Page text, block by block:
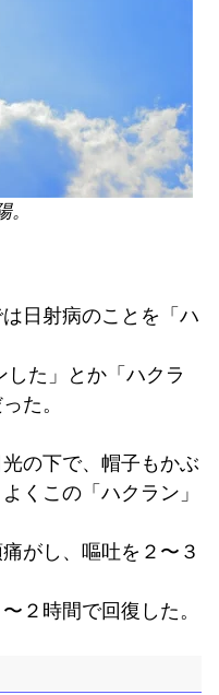
日射病のことを「ハ
した」とか「ハクラ
た。
の下で、帽子もかぶ
くこの「ハクラン」
がし、嘔吐を２〜３
２時間で回復した。